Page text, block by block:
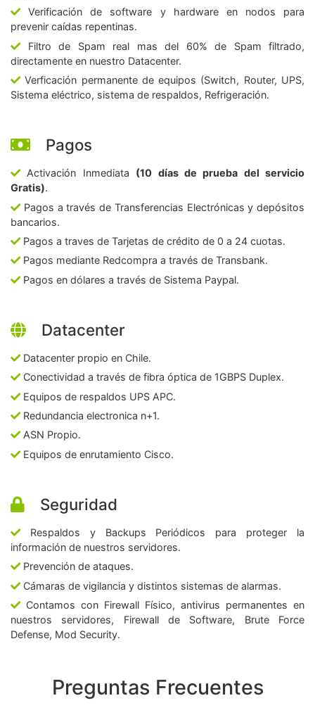
Verificación de software y hardware en nodos para
prevenir caídas repentinas.
Filtro de Spam real mas del 60% de Spam filtrado,
directamente en nuestro Datacenter.
Verficación permanente de equipos (Switch, Router, UPS,
Sistema eléctrico, sistema de respaldos, Refrigeración.
Pagos
Activación Inmediata (10 días de prueba del servicio
Gratis).
Pagos a través de Transferencias Electrónicas y depósitos
bancarios.
Pagos a traves de Tarjetas de crédito de 0 a 24 cuotas.
Pagos mediante Redcompra a través de Transbank.
Pagos en dólares a través de Sistema Paypal.
Datacenter
Datacenter propio en Chile.
Conectividad a través de fibra óptica de 1GBPS Duplex.
Equipos de respaldos UPS APC.
Redundancia electronica n+1.
ASN Propio.
Equipos de enrutamiento Cisco.
Seguridad
Respaldos y Backups Periódicos para proteger la
información de nuestros servidores.
Prevención de ataques.
Cámaras de vigilancia y distintos sistemas de alarmas.
Contamos con Firewall Físico, antivirus permanentes en
nuestros servidores, Firewall de Software, Brute Force
Defense, Mod Security.
Preguntas Frecuentes